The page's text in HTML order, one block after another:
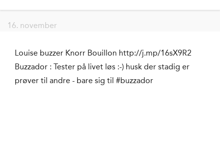
16. november
Louise buzzer Knorr Bouillon http://j.mp/16sX9R2
Buzzador : Tester på livet løs :-) husk der stadig er
prøver til andre - bare sig til #buzzador